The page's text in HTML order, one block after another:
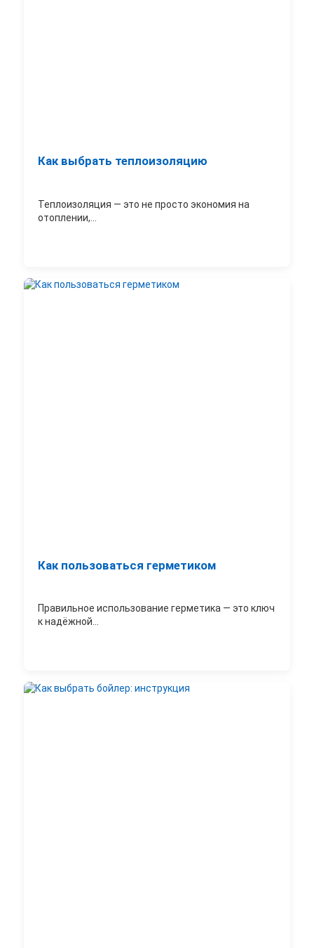
Как выбрать теплоизоляцию
Теплоизоляция — это не просто экономия на
отоплении,...
Как пользоваться герметиком
Правильное использование герметика — это ключ
к надёжной...